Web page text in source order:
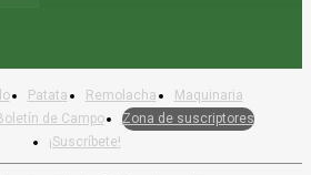
Patata Remolacha
Maquinaria
de Campo
Zona de suscriptores
¡Suscríbete!